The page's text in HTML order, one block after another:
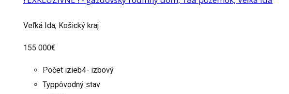
Veľká Ida, Košický kraj
155 000€
Počet izieb4- izbový
Typpôvodný stav